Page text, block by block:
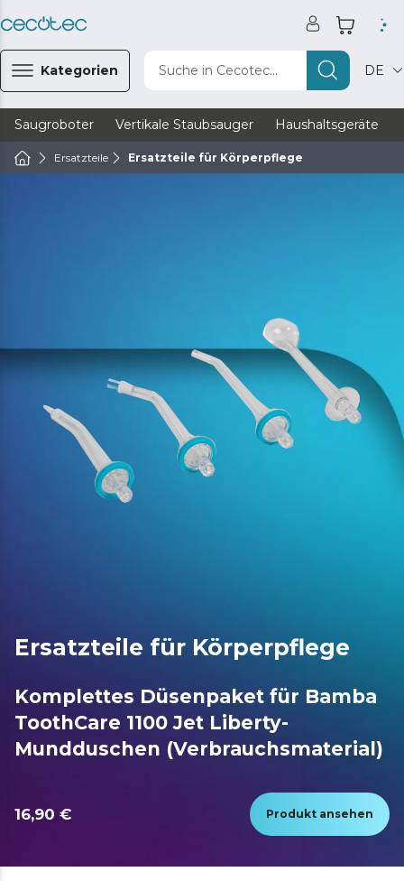
Kategorien Suche in Cecotec... DE
Saugroboter Vertikale Staubsauger Haushaltsgeräte
Ersatzteile Ersatzteile für Körperpflege
Ersatzteile für Körperpflege
Komplettes Düsenpaket für Bamba
ToothCare 1100 Jet Liberty-
Mundduschen (Verbrauchsmaterial)
16,90 € Produkt ansehen